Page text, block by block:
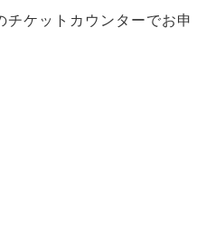
チケットカウンターでお申